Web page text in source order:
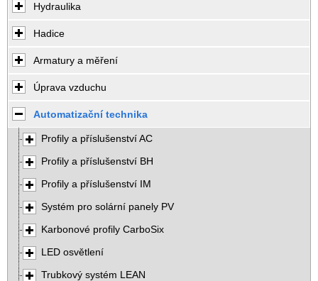
Hydraulika
Hadice
Armatury a měření
Úprava vzduchu
Automatizační technika
Profily a příslušenství AC
Profily a příslušenství BH
Profily a příslušenství IM
Systém pro solární panely PV
Karbonové profily CarboSix
LED osvětlení
Trubkový systém LEAN